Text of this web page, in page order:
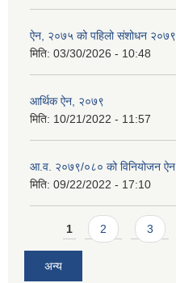
ऐन, २०७५ को पहिलो संशोधन २०७९
मिति: 03/30/2026 - 10:48
आर्थिक ऐन, २०७९
मिति: 10/21/2022 - 11:57
आ.व. २०७९/०८० को विनियोजन ऐन
मिति: 09/22/2022 - 17:10
Pages
1 2 3
अन्य